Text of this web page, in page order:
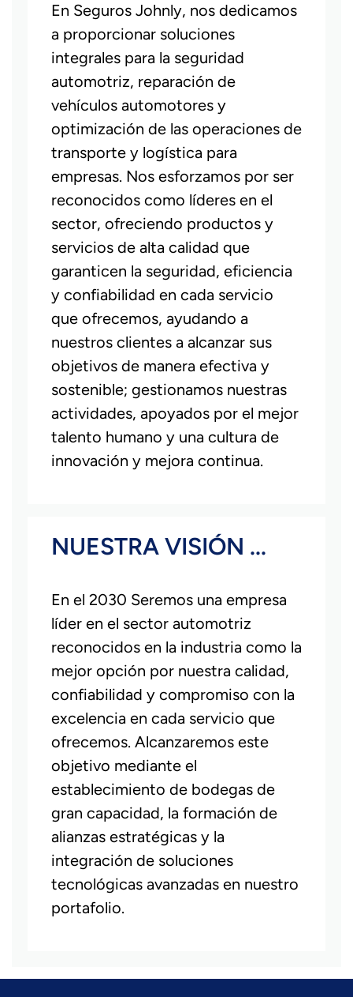
En Seguros Johnly, nos dedicamos
a proporcionar soluciones
integrales para la seguridad
automotriz, reparación de
vehículos automotores y
optimización de las operaciones de
transporte y logística para
empresas. Nos esforzamos por ser
reconocidos como líderes en el
sector, ofreciendo productos y
servicios de alta calidad que
garanticen la seguridad, eficiencia
y confiabilidad en cada servicio
que ofrecemos, ayudando a
nuestros clientes a alcanzar sus
objetivos de manera efectiva y
sostenible; gestionamos nuestras
actividades, apoyados por el mejor
talento humano y una cultura de
innovación y mejora continua.
NUESTRA VISIÓN ...
En el 2030 Seremos una empresa
líder en el sector automotriz
reconocidos en la industria como la
mejor opción por nuestra calidad,
confiabilidad y compromiso con la
excelencia en cada servicio que
ofrecemos. Alcanzaremos este
objetivo mediante el
establecimiento de bodegas de
gran capacidad, la formación de
alianzas estratégicas y la
integración de soluciones
tecnológicas avanzadas en nuestro
portafolio.